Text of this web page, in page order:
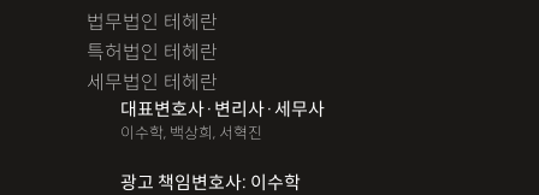
법무법인 테헤란
특허법인 테헤란
세무법인 테헤란
대표변호사·변리사·세무사
이수학, 백상희, 서혁진
광고 책임변호사: 이수학